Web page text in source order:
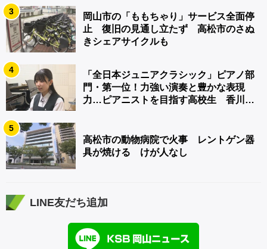
3
岡山市の「ももちゃり」サービス全面停
止 復旧の見通し立たず 高松市のさぬ
きシェアサイクルも
4
「全日本ジュニアクラシック」ピアノ部
門・第一位！力強い演奏と豊かな表現
力…ピアニストを目指す高校生 香川
5
高松市の動物病院で火事 レントゲン器
具が焼ける けが人なし
LINE友だち追加